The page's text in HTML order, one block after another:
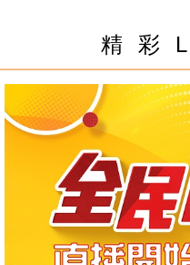
精 彩